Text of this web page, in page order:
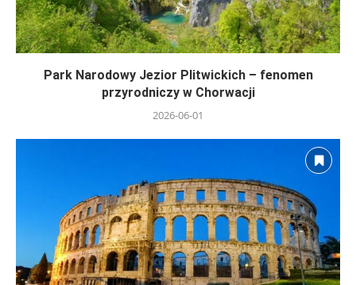
Park Narodowy Jezior Plitwickich – fenomen
przyrodniczy w Chorwacji
2026-06-01